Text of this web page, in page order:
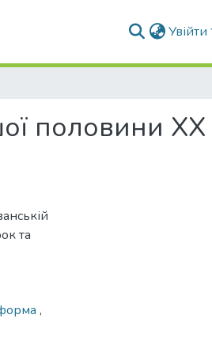
Увійти
половини ХХ
та
,